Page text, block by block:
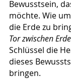
Bewusstsein,
möchte. Wie
die Erde zu
Tor zwischen
Schlüssel die
dieses
bringen.